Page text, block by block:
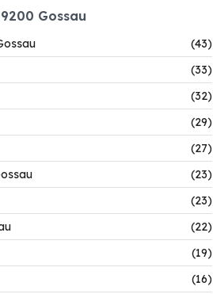
Gossau
(43)
(33)
(32)
(29)
(27)
(23)
(23)
(22)
(19)
(16)